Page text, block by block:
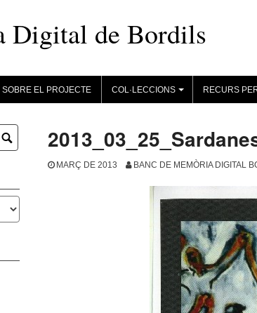
Digital de Bordils
SOBRE EL PROJECTE
+
COL·LECCIONS RECURS
MARÇ DE 2013 BANC DE MEMÒRIA DIGITAL